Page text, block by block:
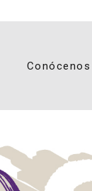
Conócenos